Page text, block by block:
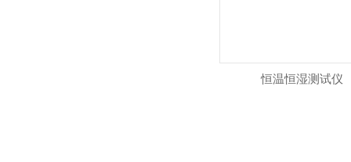
恒温恒湿测试仪